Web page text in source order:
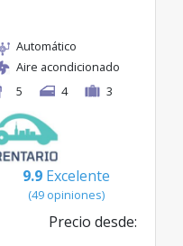
Automático
Aire acondicionado
5
4 3
9.9 Excelente
(49 opiniones)
Precio desde: